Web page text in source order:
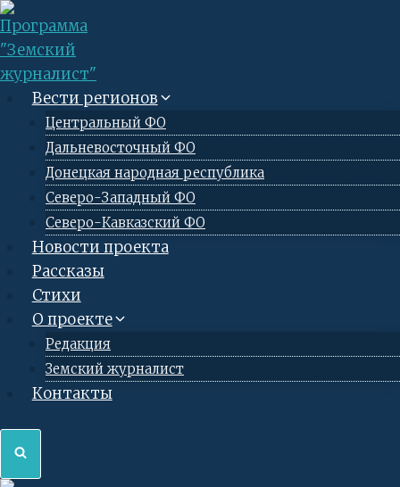
Перейти
к
содержимому
Вести регионов
Центральный ФО
Дальневосточный ФО
Донецкая народная республика
Северо-Западный ФО
Северо-Кавказский ФО
Новости проекта
Рассказы
Стихи
О проекте
Редакция
Земский журналист
Контакты